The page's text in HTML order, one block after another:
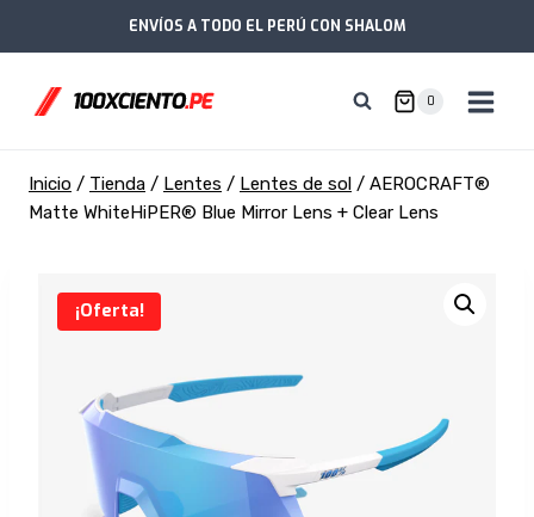
al
ENVÍOS A TODO EL PERÚ CON SHALOM
0
Inicio / Tienda / Lentes / Lentes de sol / AEROCRAFT®
Matte WhiteHiPER® Blue Mirror Lens + Clear Lens
¡Oferta!